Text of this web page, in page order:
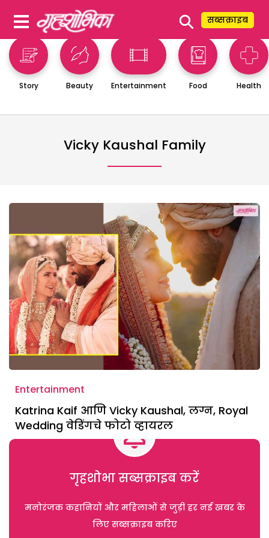
⚲ सब्सक्राइब
Story Beauty Entertainment Food Health
Vicky Kaushal Family
Entertainment
Katrina Kaif आणि Vicky Kaushal, लग्न, Royal
Wedding वेडिंगचे फोटो व्हायरल
गृहशोभा सब्सक्राइब करें
मनोरंजक कहानियों और महिलाओं से जुड़ी हर नई खबर के
लिए सब्सक्राइब करिए